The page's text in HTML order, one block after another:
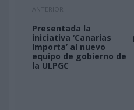
ANTERIOR
Presentada la
iniciativa ‘Canarias
Importa’ al nuevo
equipo de gobierno de
la ULPGC